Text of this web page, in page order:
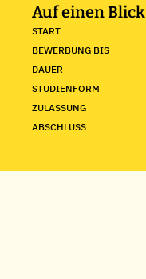
Auf einen Blick
START
BEWERBUNG BIS
DAUER
STUDIENFORM
ZULASSUNG
ABSCHLUSS